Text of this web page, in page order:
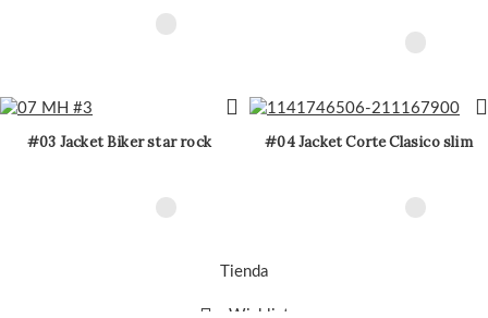
#03 Jacket Biker star rock #04 Jacket Corte Clasico slim
Tienda